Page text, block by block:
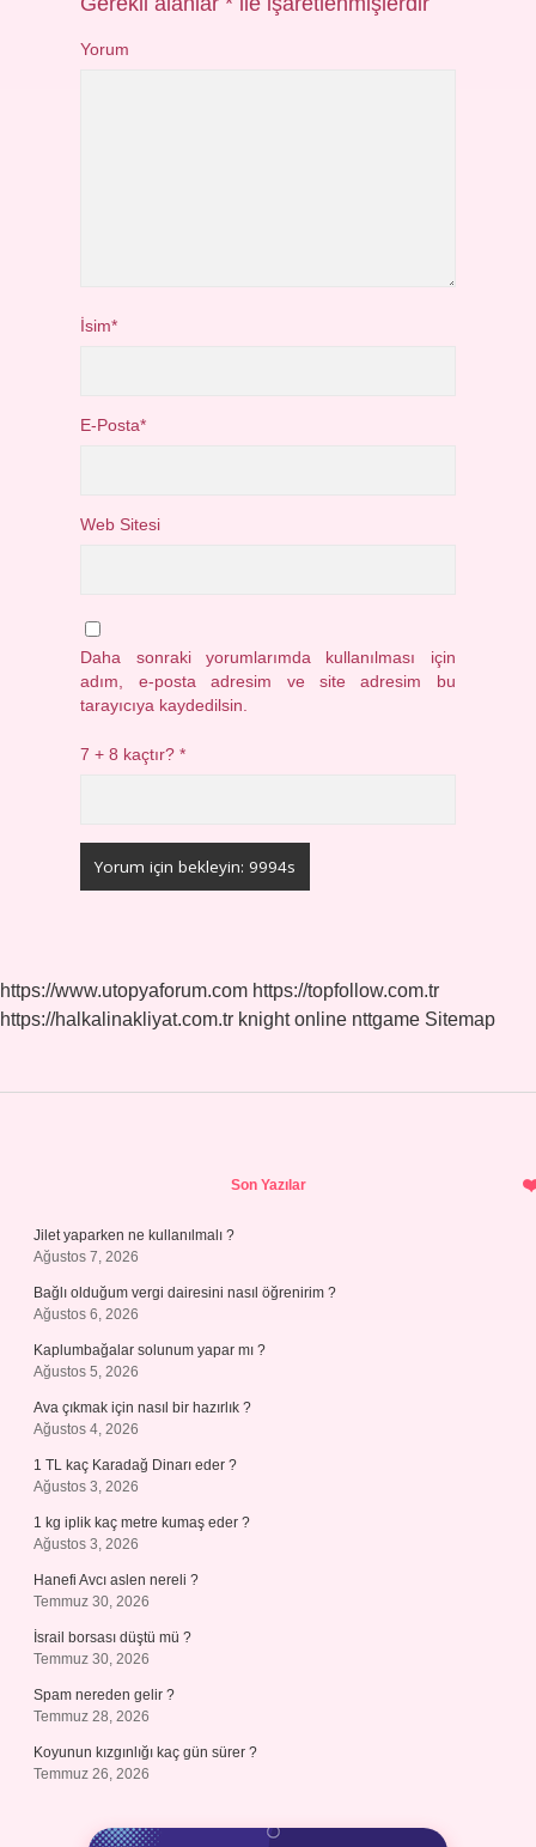
Yorum
İsim*
E-Posta*
Web Sitesi
Daha sonraki yorumlarımda kullanılması için
adım, e-posta adresim ve site adresim bu
tarayıcıya kaydedilsin.
7 + 8 kaçtır?*
https://www.utopyaforum.com https://topfollow.com.tr
https://halkalinakliyat.com.tr knight online nttgame Sitemap
Son Yazılar
Jilet yaparken ne kullanılmalı ?
Ağustos 7, 2026
Bağlı olduğum vergi dairesini nasıl öğrenirim ?
Ağustos 6, 2026
Kaplumbağalar solunum yapar mı ?
Ağustos 5, 2026
Ava çıkmak için nasıl bir hazırlık ?
Ağustos 4, 2026
1 TL kaç Karadağ Dinarı eder ?
Ağustos 3, 2026
1 kg iplik kaç metre kumaş eder ?
Ağustos 3, 2026
Hanefi Avcı aslen nereli ?
Temmuz 30, 2026
İsrail borsası düştü mü ?
Temmuz 30, 2026
Spam nereden gelir ?
Temmuz 28, 2026
Koyunun kızgınlığı kaç gün sürer ?
Temmuz 26, 2026